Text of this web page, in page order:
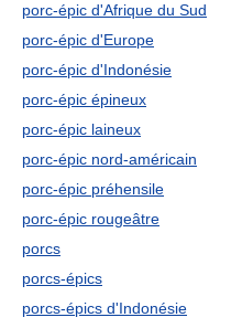
porc-épic d'Afrique du Sud
porc-épic d'Europe
porc-épic d'Indonésie
porc-épic épineux
porc-épic laineux
porc-épic nord-américain
porc-épic préhensile
porc-épic rougeâtre
porcs
porcs-épics
porcs-épics d'Indonésie